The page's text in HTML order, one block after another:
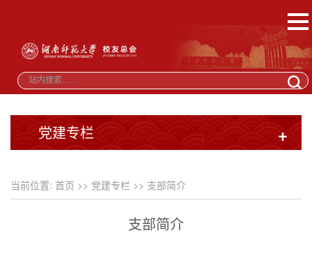
党建专栏 +
当前位置: 首页 >> 党建专栏 >> 支部简介
支部简介